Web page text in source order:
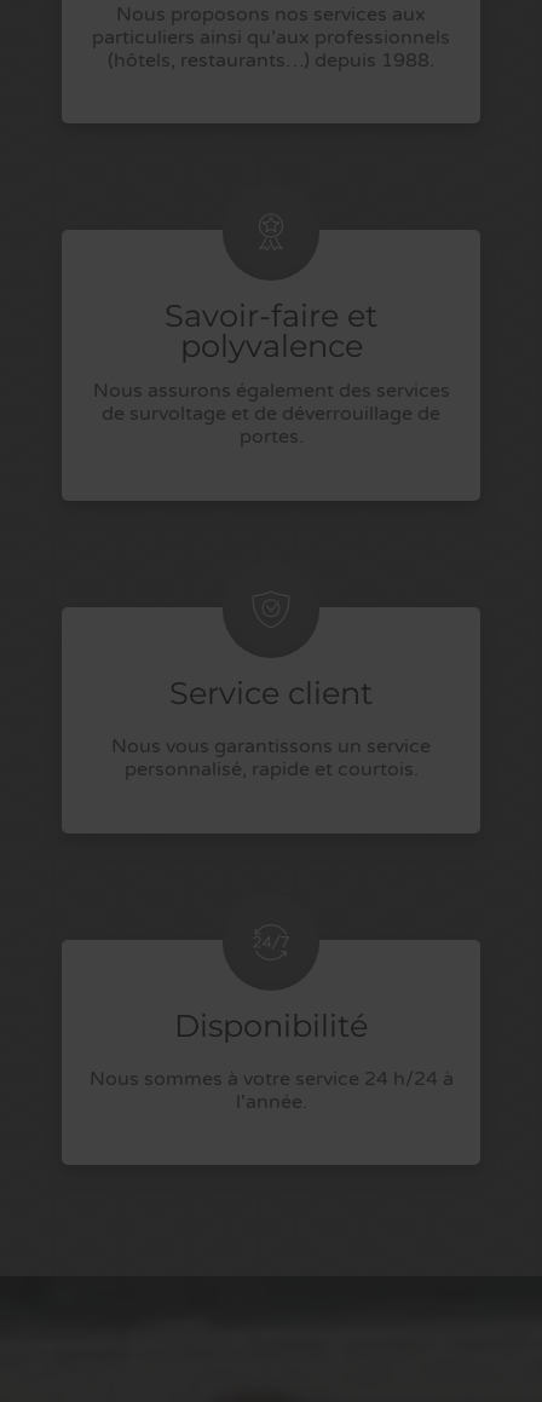
Nous proposons nos services aux
particuliers ainsi qu’aux professionnels
(hôtels, restaurants…) depuis 1988.
Savoir-faire et
polyvalence
Nous assurons également des services
de survoltage et de déverrouillage de
portes.
Service client
Nous vous garantissons un service
personnalisé, rapide et courtois.
Disponibilité
Nous sommes à votre service 24 h/24 à
l'année.